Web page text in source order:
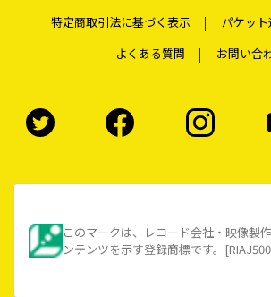
特定商取引法に基づく表示
パケッ
よくある質問
お問い合
このマークは、レコード会社・映像製
ンテンツを示す登録商標です。